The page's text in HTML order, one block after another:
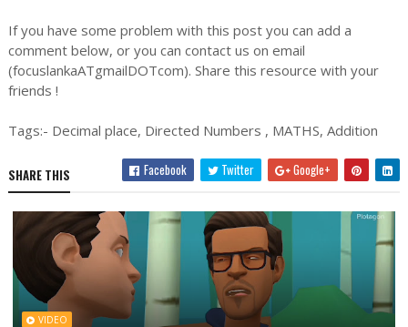
If you have some problem with this post you can add a
comment below, or you can contact us on email
(focuslankaATgmailDOTcom). Share this resource with your
friends !
Tags:- Decimal place, Directed Numbers , MATHS, Addition
SHARE THIS Facebook Twitter Google+
VIDEO